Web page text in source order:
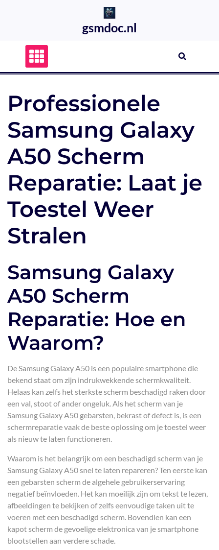
gsmdoc.nl
Professionele
Samsung Galaxy
A50 Scherm
Reparatie: Laat je
Toestel Weer
Stralen
Samsung Galaxy
A50 Scherm
Reparatie: Hoe en
Waarom?
De Samsung Galaxy A50 is een populaire smartphone die
bekend staat om zijn indrukwekkende schermkwaliteit.
Helaas kan zelfs het sterkste scherm beschadigd raken door
een val, stoot of ander ongeluk. Als het scherm van je
Samsung Galaxy A50 gebarsten, bekrast of defect is, is een
schermreparatie vaak de beste oplossing om je toestel weer
als nieuw te laten functioneren.
Waarom is het belangrijk om een beschadigd scherm van je
Samsung Galaxy A50 snel te laten repareren? Ten eerste kan
een gebarsten scherm de algehele gebruikerservaring
negatief beïnvloeden. Het kan moeilijk zijn om tekst te lezen,
afbeeldingen te bekijken of zelfs eenvoudige taken uit te
voeren met een beschadigd scherm. Bovendien kan een
kapot scherm de gevoelige elektronica van je smartphone
blootstellen aan verdere schade.